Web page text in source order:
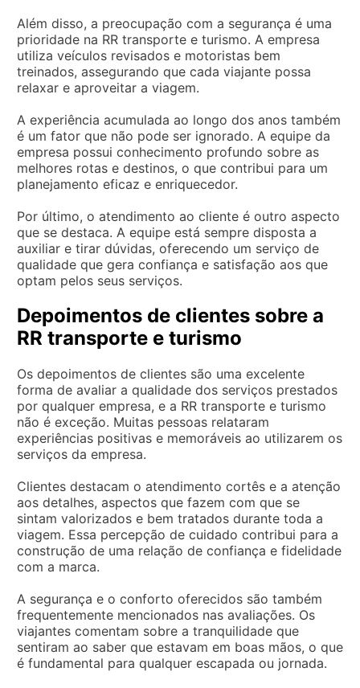
Além disso, a preocupação com a segurança é uma
prioridade na RR transporte e turismo. A empresa
utiliza veículos revisados e motoristas bem
treinados, assegurando que cada viajante possa
relaxar e aproveitar a viagem.
A experiência acumulada ao longo dos anos também
é um fator que não pode ser ignorado. A equipe da
empresa possui conhecimento profundo sobre as
melhores rotas e destinos, o que contribui para um
planejamento eficaz e enriquecedor.
Por último, o atendimento ao cliente é outro aspecto
que se destaca. A equipe está sempre disposta a
auxiliar e tirar dúvidas, oferecendo um serviço de
qualidade que gera confiança e satisfação aos que
optam pelos seus serviços.
Depoimentos de clientes sobre a
RR transporte e turismo
Os depoimentos de clientes são uma excelente
forma de avaliar a qualidade dos serviços prestados
por qualquer empresa, e a RR transporte e turismo
não é exceção. Muitas pessoas relataram
experiências positivas e memoráveis ao utilizarem os
serviços da empresa.
Clientes destacam o atendimento cortês e a atenção
aos detalhes, aspectos que fazem com que se
sintam valorizados e bem tratados durante toda a
viagem. Essa percepção de cuidado contribui para a
construção de uma relação de confiança e fidelidade
com a marca.
A segurança e o conforto oferecidos são também
frequentemente mencionados nas avaliações. Os
viajantes comentam sobre a tranquilidade que
sentiram ao saber que estavam em boas mãos, o que
é fundamental para qualquer escapada ou jornada.